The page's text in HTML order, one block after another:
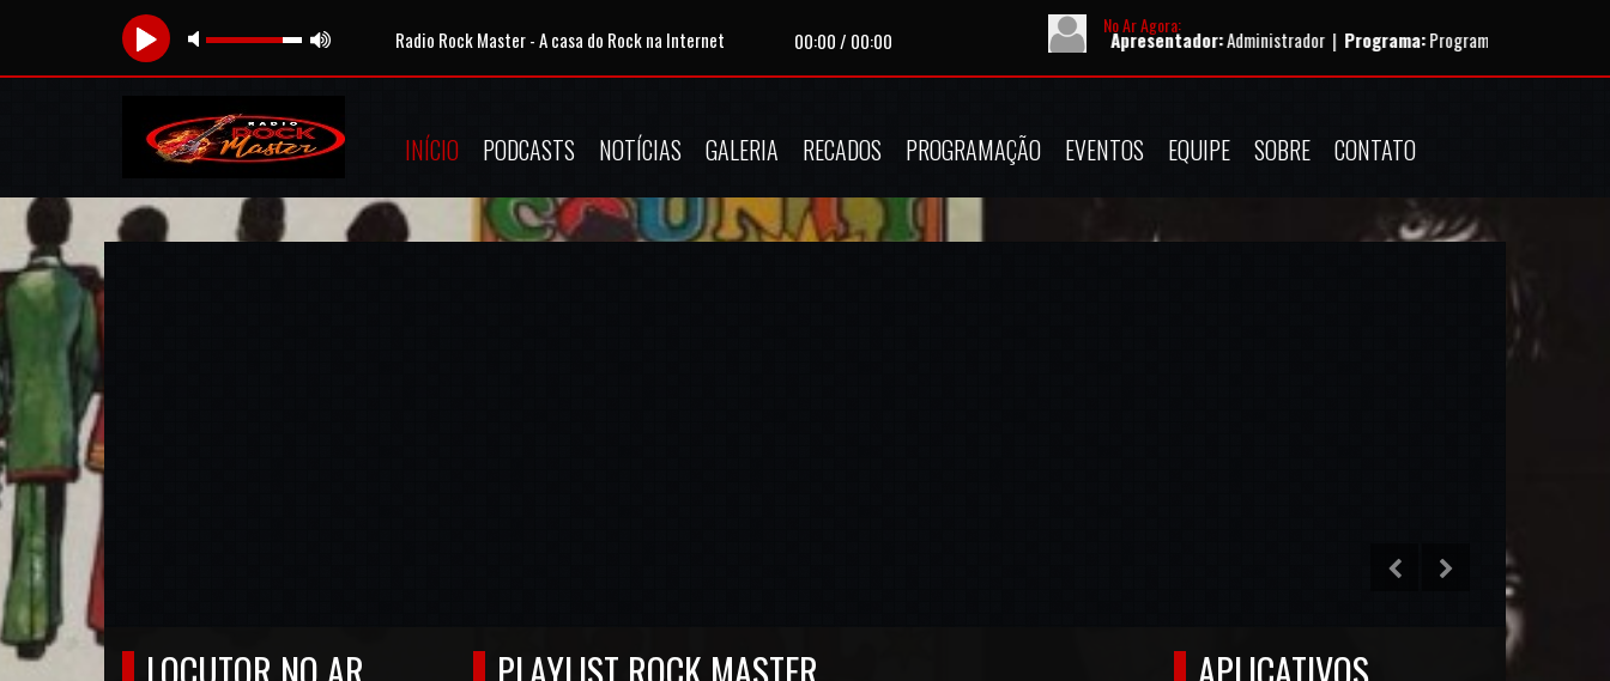
Radio Rock Master - A casa do Rock na Internet 00:00/ 00:00
No Ar Agora:
Tocando agora: Apresentador:Administrador |Programa: Programação musical |
INÍCIO PODCASTS NOTÍCIAS GALERIA RECADOS PROGRAMAÇÃO EVENTOS EQUIPE SOBRE CONTATO